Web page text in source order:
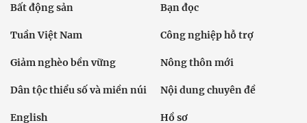
Bất động sản Bạn đọc
Tuần Việt Nam Công nghiệp hỗ trợ
Giảm nghèo bền vững Nông thôn mới
Dân tộc thiểu số và miền núi Nội dung chuyên đề
English Hồ sơ